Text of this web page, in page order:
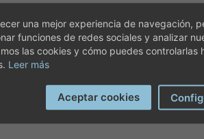
Garcia Roca
una mejor experiencia de navegación,
funciones de redes sociales y analizar
las cookies y cómo puedes controlarlas
Leer más
Aceptar cookies